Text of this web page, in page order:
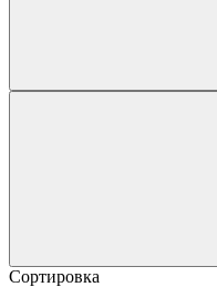
Сортировка